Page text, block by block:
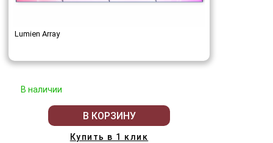
Lumien Array
В наличии
В КОРЗИНУ
Купить в 1 клик